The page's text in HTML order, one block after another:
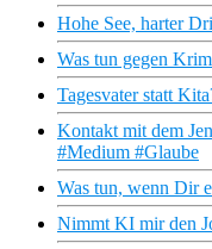
Hohe See, harter
Was tun gegen
Tagesvater statt
Kontakt mit dem
#Medium #Glaube
Was tun, wenn Dir
Nimmt KI mir den